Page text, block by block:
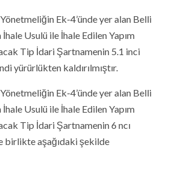
Yönetmeliğin Ek-4’ünde yer alan Belli
Usulü ile İhale Edilen Yapım
Tip İdari Şartnamenin 5.1 inci
yürürlükten kaldırılmıştır.
Yönetmeliğin Ek-4’ünde yer alan Belli
Usulü ile İhale Edilen Yapım
Tip İdari Şartnamenin 6 ncı
birlikte aşağıdaki şekilde